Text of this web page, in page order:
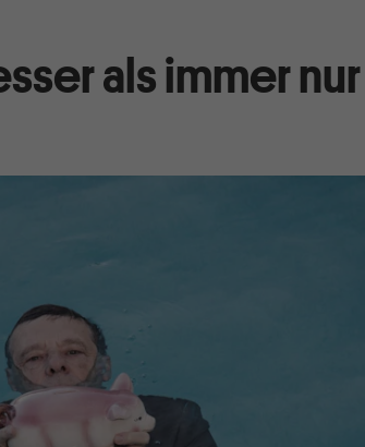
als immer nur